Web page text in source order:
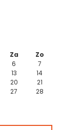
Za
Zo
6
7
13
14
20
21
27
28